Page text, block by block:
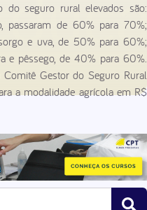
do seguro rural elevados são:
passaram de 60% para 70%;
e uva, de 50% para 60%;
e pêssego, de 40% para 60%.
Gestor do Seguro Rural
a modalidade agrícola em R$